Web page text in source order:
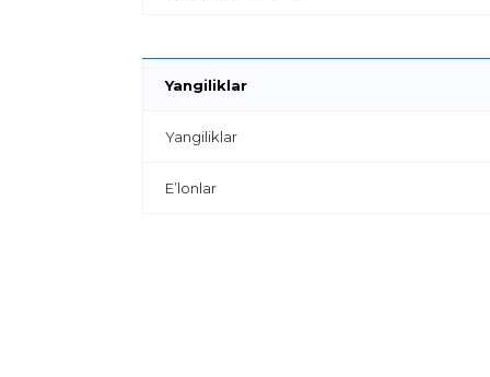
Yangiliklar
Yangiliklar
E’lonlar